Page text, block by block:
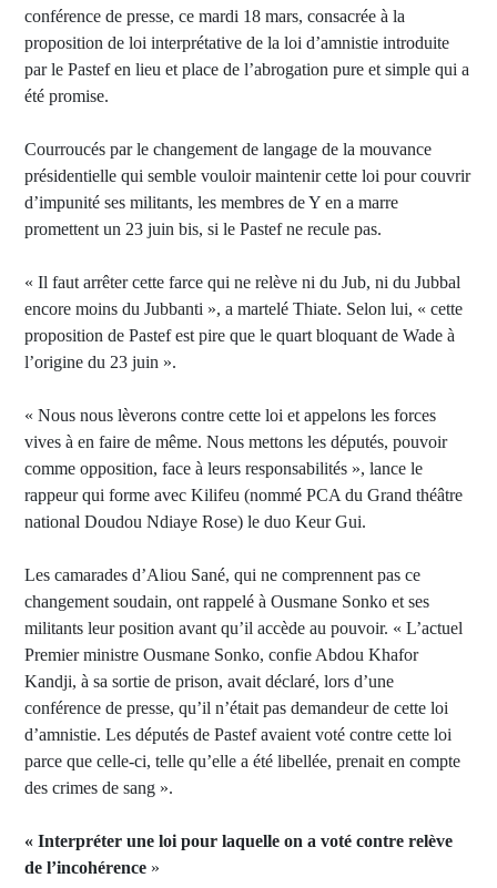
conférence de presse, ce mardi 18 mars, consacrée à la
proposition de loi interprétative de la loi d’amnistie introduite
par le Pastef en lieu et place de l’abrogation pure et simple qui a
été promise.
Courroucés par le changement de langage de la mouvance
présidentielle qui semble vouloir maintenir cette loi pour couvrir
d’impunité ses militants, les membres de Y en a marre
promettent un 23 juin bis, si le Pastef ne recule pas.
« Il faut arrêter cette farce qui ne relève ni du Jub, ni du Jubbal
encore moins du Jubbanti », a martelé Thiate. Selon lui, « cette
proposition de Pastef est pire que le quart bloquant de Wade à
l’origine du 23 juin ».
« Nous nous lèverons contre cette loi et appelons les forces
vives à en faire de même. Nous mettons les députés, pouvoir
comme opposition, face à leurs responsabilités », lance le
rappeur qui forme avec Kilifeu (nommé PCA du Grand théâtre
national Doudou Ndiaye Rose) le duo Keur Gui.
Les camarades d’Aliou Sané, qui ne comprennent pas ce
changement soudain, ont rappelé à Ousmane Sonko et ses
militants leur position avant qu’il accède au pouvoir. « L’actuel
Premier ministre Ousmane Sonko, confie Abdou Khafor
Kandji, à sa sortie de prison, avait déclaré, lors d’une
conférence de presse, qu’il n’était pas demandeur de cette loi
d’amnistie. Les députés de Pastef avaient voté contre cette loi
parce que celle-ci, telle qu’elle a été libellée, prenait en compte
des crimes de sang ».
« Interpréter une loi pour laquelle on a voté contre relève
de l’incohérence »